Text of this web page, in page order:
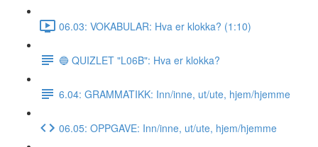
06.03: VOKABULAR: Hva er klokka? (1:10)
🔵 QUIZLET "L06B": Hva er klokka?
6.04: GRAMMATIKK: Inn/inne, ut/ute, hjem/hjemme
06.05: OPPGAVE: Inn/inne, ut/ute, hjem/hjemme